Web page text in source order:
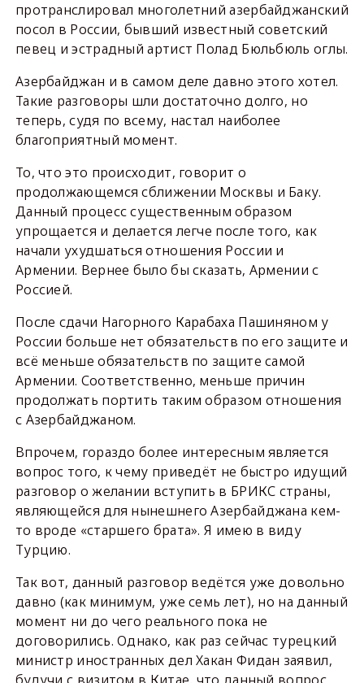
протранслировал многолетний азербайджанский
посол в России, бывший известный советский
певец и эстрадный артист Полад Бюльбюль оглы.
Азербайджан и в самом деле давно этого хотел.
Такие разговоры шли достаточно долго, но
теперь, судя по всему, настал наиболее
благоприятный момент.
То, что это происходит, говорит о
продолжающемся сближении Москвы и Баку.
Данный процесс существенным образом
упрощается и делается легче после того, как
начали ухудшаться отношения России и
Армении. Вернее было бы сказать, Армении с
Россией.
После сдачи Нагорного Карабаха Пашиняном у
России больше нет обязательств по его защите и
всё меньше обязательств по защите самой
Армении. Соответственно, меньше причин
продолжать портить таким образом отношения
с Азербайджаном.
Впрочем, гораздо более интересным является
вопрос того, к чему приведёт не быстро идущий
разговор о желании вступить в БРИКС страны,
являющейся для нынешнего Азербайджана кем-
то вроде «старшего брата». Я имею в виду
Турцию.
Так вот, данный разговор ведётся уже довольно
давно (как минимум, уже семь лет), но на данный
момент ни до чего реального пока не
договорились. Однако, как раз сейчас турецкий
министр иностранных дел Хакан Фидан заявил,